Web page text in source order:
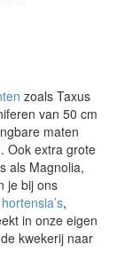
zoals Taxus
van 50 cm
maten
Ook extra grote
als Magnolia,
je bij ons
hortensia’s,
in onze eigen
kwekerij naar